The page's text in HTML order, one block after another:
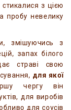
з цією
пробу невелику
змішуючись з
запах білого
страві свою
для якої
чергу він
для виробів
для соусів